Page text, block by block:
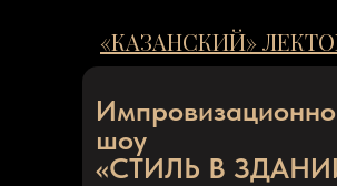
шоу
«СТИЛЬ В
«КАЗАНСКИЙ»